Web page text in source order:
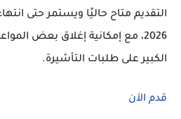
التقديم متاح حاليًا ويستمر حتى
2026، مع إمكانية إغلاق بعض
الكبير على طلبات التأشيرة.
قدم الآن